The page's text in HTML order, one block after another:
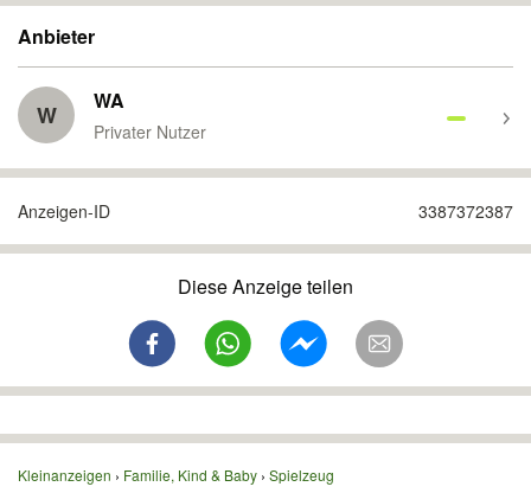
Anbieter
W WA
Privater Nutzer
Anzeigen-ID 3387372387
Diese Anzeige teilen
Kleinanzeigen Familie, Kind & Baby Spielzeug